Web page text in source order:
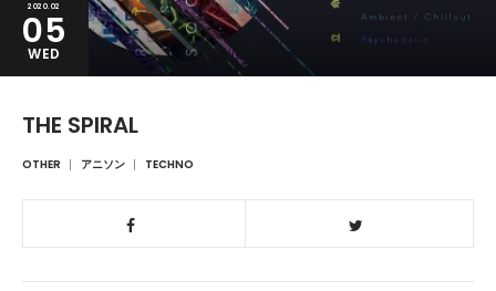
2020.02
05
WED
THE SPIRAL
OTHER アニソン TECHNO